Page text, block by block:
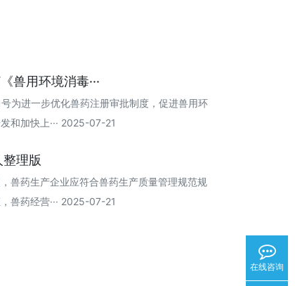
兽用环境消毒···
为进一步优化兽药注册审批制度，促进兽用环
和加快上··· 2025-07-21
理版
兽药生产企业应符合兽药生产质量管理规范规
兽药经营··· 2025-07-21
在线咨询